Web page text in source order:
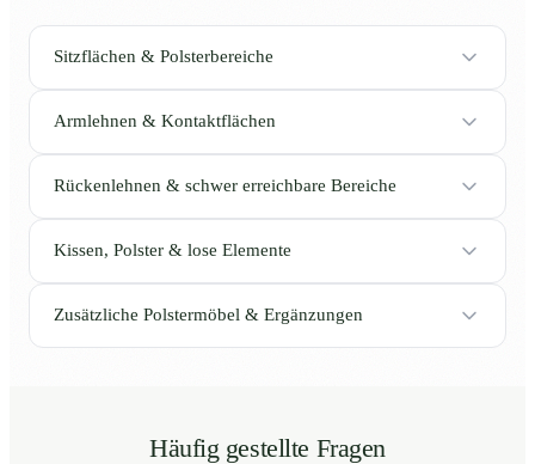
Sitzflächen & Polsterbereiche
Armlehnen & Kontaktflächen
Rückenlehnen & schwer erreichbare Bereiche
Kissen, Polster & lose Elemente
Zusätzliche Polstermöbel & Ergänzungen
Häufig gestellte Fragen